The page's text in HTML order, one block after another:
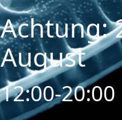
Achtung:
August
12:00-